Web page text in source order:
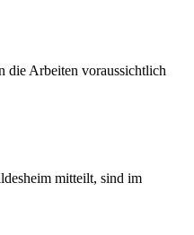
die Arbeiten voraussichtlich
mitteilt, sind im